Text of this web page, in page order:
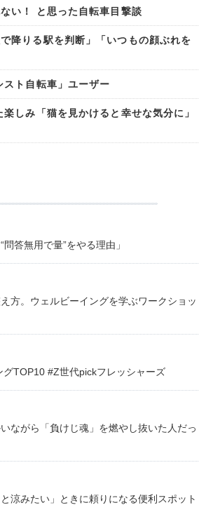
い！ と思った自転車目撃談
降りる駅を判断」「いつもの顔ぶれを
ト自転車」ユーザー
しみ「猫を見かけると幸せな気分に」
答無用で量”をやる理由」
方。ウェルビーイングを学ぶワークショッ
TOP10 #Z世代pickフレッシャーズ
ながら「負けじ魂」を燃やし抜いた人だっ
涼みたい」ときに頼りになる便利スポット